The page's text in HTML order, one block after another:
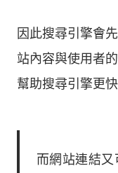
因此搜尋引擎會
站內容與使用者
幫助搜尋引擎更
而網站連結